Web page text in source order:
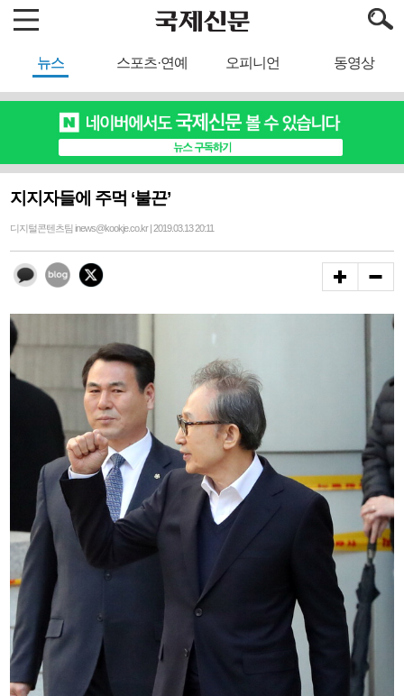
뉴스 스포츠·연예 오피니언 동영상
지지자들에 주먹 ‘불끈’
디지털콘텐츠팀 inews@kookje.co.kr | 2019.03.13 20:11